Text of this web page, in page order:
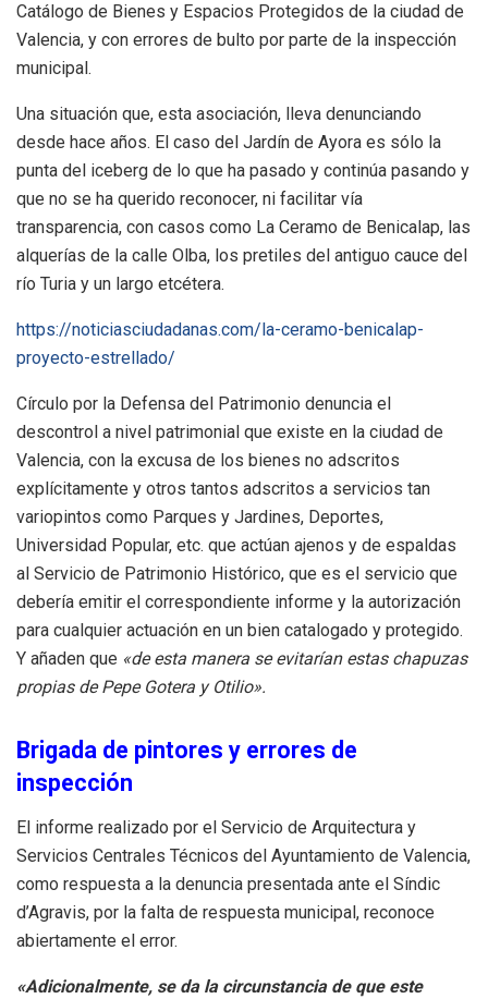
Catálogo de Bienes y Espacios Protegidos de la ciudad de
Valencia, y con errores de bulto por parte de la inspección
municipal.
Una situación que, esta asociación, lleva denunciando
desde hace años. El caso del Jardín de Ayora es sólo la
punta del iceberg de lo que ha pasado y continúa pasando y
que no se ha querido reconocer, ni facilitar vía
transparencia, con casos como La Ceramo de Benicalap, las
alquerías de la calle Olba, los pretiles del antiguo cauce del
río Turia y un largo etcétera.
https://noticiasciudadanas.com/la-ceramo-benicalap-
proyecto-estrellado/
Círculo por la Defensa del Patrimonio denuncia el
descontrol a nivel patrimonial que existe en la ciudad de
Valencia, con la excusa de los bienes no adscritos
explícitamente y otros tantos adscritos a servicios tan
variopintos como Parques y Jardines, Deportes,
Universidad Popular, etc. que actúan ajenos y de espaldas
al Servicio de Patrimonio Histórico, que es el servicio que
debería emitir el correspondiente informe y la autorización
para cualquier actuación en un bien catalogado y protegido.
Y añaden que «de esta manera se evitarían estas chapuzas
propias de Pepe Gotera y Otilio».
Brigada de pintores y errores de
inspección
El informe realizado por el Servicio de Arquitectura y
Servicios Centrales Técnicos del Ayuntamiento de Valencia,
como respuesta a la denuncia presentada ante el Síndic
d’Agravis, por la falta de respuesta municipal, reconoce
abiertamente el error.
«Adicionalmente, se da la circunstancia de que este